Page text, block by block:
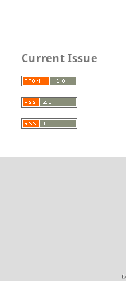
Current Issue